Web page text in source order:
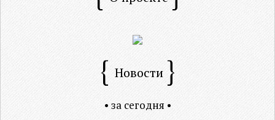
Новости
• за сегодня •